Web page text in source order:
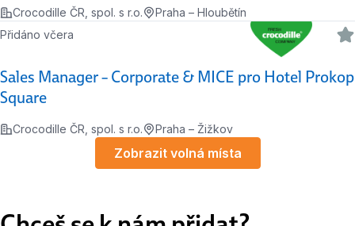
Crocodille ČR, spol. s r.o. Praha – Hloubětín
Sales Manager – Corporate & MICE pro Hotel Prokop
Square
Přidáno včera
Crocodille ČR, spol. s r.o. Praha – Žižkov
Zobrazit volná místa